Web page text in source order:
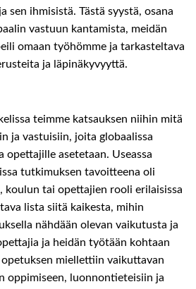
sen ihmisistä. Tästä syystä, osana
vastuun kantamista, meidän
omaan työhömme ja tarkasteltava
ja läpinäkyvyyttä.
teimme katsauksen niihin mitä
ja vastuisiin, joita globaalissa
opettajille asetetaan. Useassa
tutkimuksen tavoitteena oli
koulun tai opettajien rooli erilaisissa
lista siitä kaikesta, mihin
nähdään olevan vaikutusta ja
ja heidän työtään kohtaan
miellettiin vaikuttavan
oppimiseen, luonnontieteisiin ja